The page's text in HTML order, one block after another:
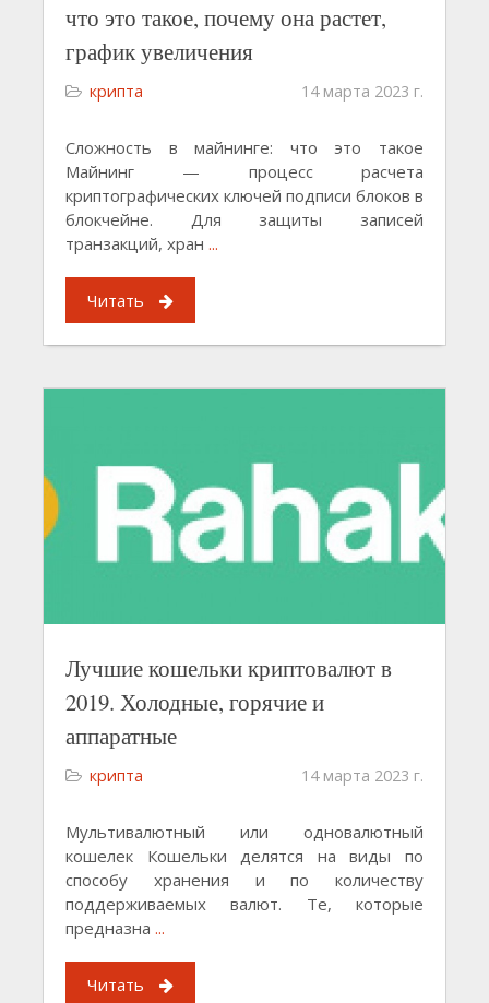
что это такое, почему она растет,
график увеличения
крипта 14 марта 2023 г.
Сложность в майнинге: что это такое
Майнинг — процесс расчета
криптографических ключей подписи блоков в
блокчейне. Для защиты записей
транзакций, хран ...
Читать
Лучшие кошельки криптовалют в
2019. Холодные, горячие и
аппаратные
крипта 14 марта 2023 г.
Мультивалютный или одновалютный
кошелек Кошельки делятся на виды по
способу хранения и по количеству
поддерживаемых валют. Те, которые
предназна ...
Читать